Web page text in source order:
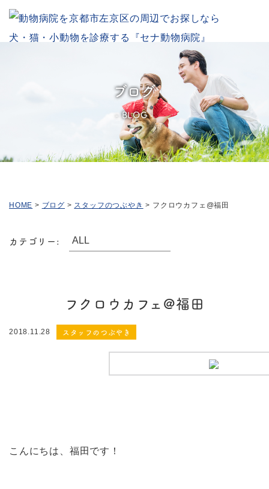
ブログ
BLOG
HOME > ブログ > スタッフのつぶやき > フクロウカフェ@福田
カテゴリー:
フクロウカフェ@福田
2018.11.28 スタッフのつぶやき
こんにちは、福田です！